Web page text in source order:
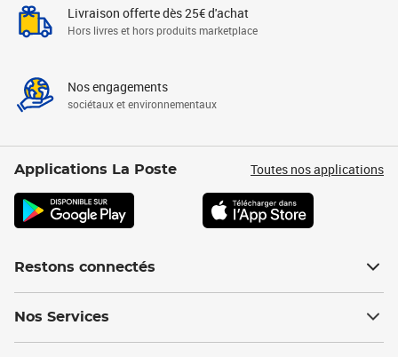
Livraison offerte dès 25€ d'achat
Hors livres et hors produits marketplace
Nos engagements
sociétaux et environnementaux
Applications La Poste Toutes nos applications
Restons connectés
Nos Services